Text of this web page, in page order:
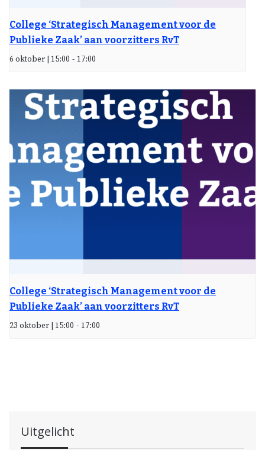
College ‘Strategisch Management voor de
Publieke Zaak’ aan voorzitters RvT
6 oktober | 15:00 - 17:00
College ‘Strategisch Management voor de
Publieke Zaak’ aan voorzitters RvT
23 oktober | 15:00 - 17:00
Uitgelicht